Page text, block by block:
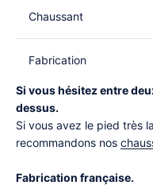
Chaussant
Fabrication
Si vous hésitez entre
dessus.
Si vous avez le pied très
recommandons nos
Fabrication française.